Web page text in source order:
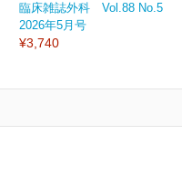
臨床雑誌外科 Vol.88 No.5
2026年5月号
¥3,740